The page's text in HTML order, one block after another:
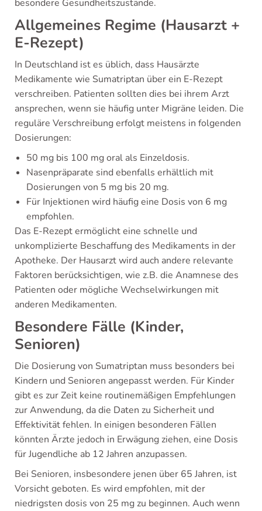
besondere Gesundheitszustände.
Allgemeines Regime (Hausarzt +
E-Rezept)
In Deutschland ist es üblich, dass Hausärzte
Medikamente wie Sumatriptan über ein E-Rezept
verschreiben. Patienten sollten dies bei ihrem Arzt
ansprechen, wenn sie häufig unter Migräne leiden. Die
reguläre Verschreibung erfolgt meistens in folgenden
Dosierungen:
50 mg bis 100 mg oral als Einzeldosis.
Nasenpräparate sind ebenfalls erhältlich mit
Dosierungen von 5 mg bis 20 mg.
Für Injektionen wird häufig eine Dosis von 6 mg
empfohlen.
Das E-Rezept ermöglicht eine schnelle und
unkomplizierte Beschaffung des Medikaments in der
Apotheke. Der Hausarzt wird auch andere relevante
Faktoren berücksichtigen, wie z.B. die Anamnese des
Patienten oder mögliche Wechselwirkungen mit
anderen Medikamenten.
Besondere Fälle (Kinder,
Senioren)
Die Dosierung von Sumatriptan muss besonders bei
Kindern und Senioren angepasst werden. Für Kinder
gibt es zur Zeit keine routinemäßigen Empfehlungen
zur Anwendung, da die Daten zu Sicherheit und
Effektivität fehlen. In einigen besonderen Fällen
könnten Ärzte jedoch in Erwägung ziehen, eine Dosis
für Jugendliche ab 12 Jahren anzupassen.
Bei Senioren, insbesondere jenen über 65 Jahren, ist
Vorsicht geboten. Es wird empfohlen, mit der
niedrigsten dosis von 25 mg zu beginnen. Auch wenn